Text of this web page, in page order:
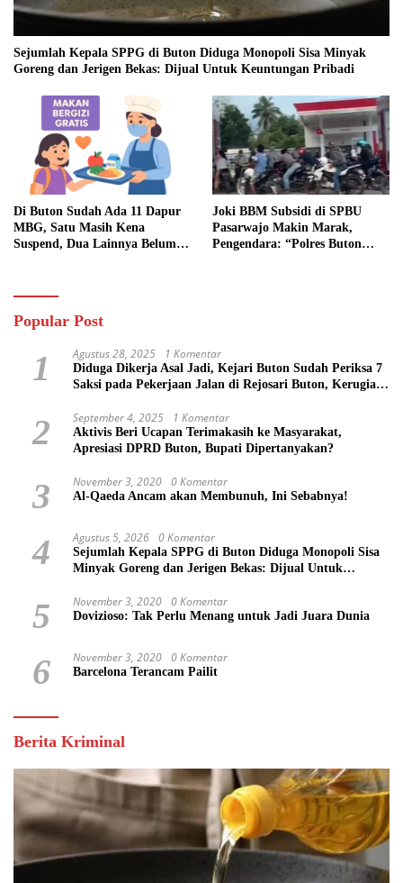
Sejumlah Kepala SPPG di Buton Diduga Monopoli Sisa Minyak
Goreng dan Jerigen Bekas: Dijual Untuk Keuntungan Pribadi
Di Buton Sudah Ada 11 Dapur
MBG, Satu Masih Kena
Suspend, Dua Lainnya Belum
Joki BBM Subsidi di SPBU
Pasarwajo Makin Marak,
Pengendara: “Polres Buton
Popular Post
1 Agustus 28, 2025 1 Komentar
Diduga Dikerja Asal Jadi, Kejari Buton Sudah Periksa 7
Saksi pada Pekerjaan Jalan di Rejosari Buton, Kerugian
2 September 4, 2025 1 Komentar
Aktivis Beri Ucapan Terimakasih ke Masyarakat,
Apresiasi DPRD Buton, Bupati Dipertanyakan?
3 November 3, 2020 0 Komentar
Al-Qaeda Ancam akan Membunuh, Ini Sebabnya!
4 Agustus 5, 2026 0 Komentar
Sejumlah Kepala SPPG di Buton Diduga Monopoli Sisa
Minyak Goreng dan Jerigen Bekas: Dijual Untuk
5 November 3, 2020 0 Komentar
Dovizioso: Tak Perlu Menang untuk Jadi Juara Dunia
6 November 3, 2020 0 Komentar
Barcelona Terancam Pailit
Berita Kriminal